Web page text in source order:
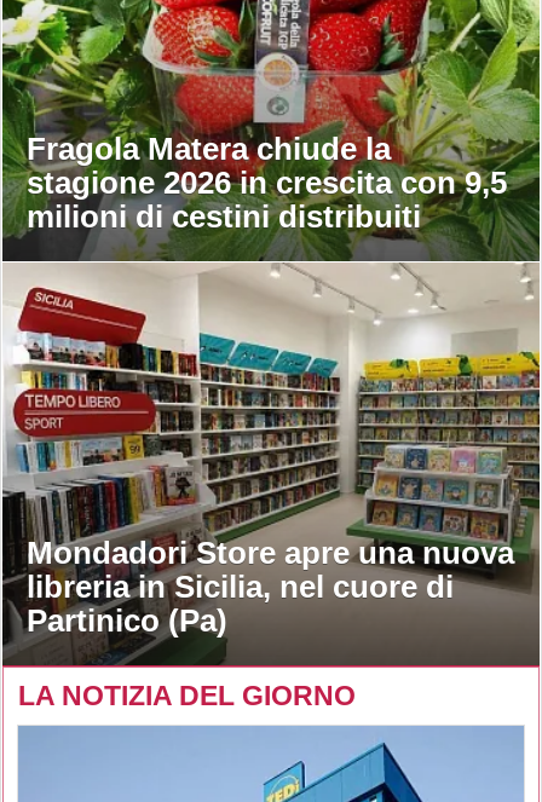
Fragola Matera chiude la
stagione 2026 in crescita con 9,5
milioni di cestini distribuiti
Mondadori Store apre una nuova
libreria in Sicilia, nel cuore di
Partinico (Pa)
LA NOTIZIA DEL GIORNO